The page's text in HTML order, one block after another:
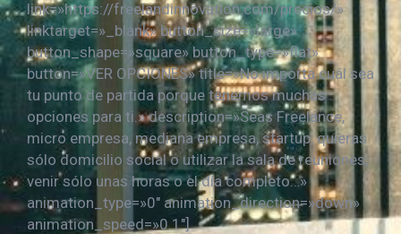
link=»https://freelandinnovation.com/precios/»
linktarget=»_blank» button_size=»large»
button_shape=»square» button_type=»flat»
button=»VER OPCIONES» title=»No importa cuál sea
tu punto de partida porque tenemos muchas
opciones para ti.» description=»Seas Freelance,
micro empresa, mediana empresa, startup, quieras
sólo domicilio social o utilizar la sala de reuniones,
venir sólo unas horas o el día completo…»
animation_type=»0″ animation_direction=»down»
animation_speed=»0.1″]